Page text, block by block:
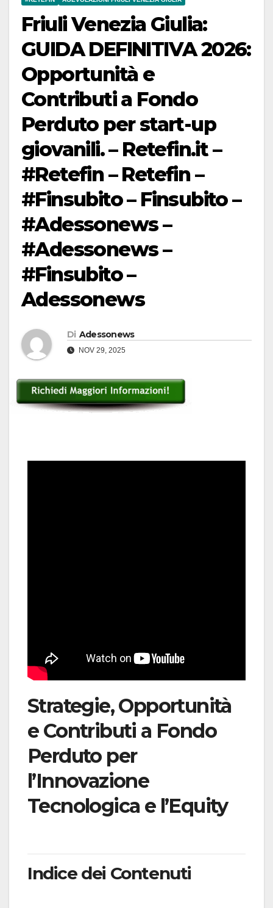
Friuli Venezia Giulia:
GUIDA DEFINITIVA 2026:
Opportunità e
Contributi a Fondo
Perduto per start-up
giovanili. – Retefin.it –
#Retefin – Retefin –
#Finsubito – Finsubito –
#Adessonews –
#Adessonews –
#Finsubito –
Adessonews
Di Adessonews
NOV 29, 2025
Strategie, Opportunità
e Contributi a Fondo
Perduto per
l’Innovazione
Tecnologica e l’Equity
Indice dei Contenuti